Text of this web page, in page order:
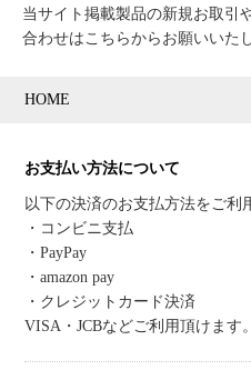
当サイト掲載製品の新規お取引
合わせはこちらからお願いいた
HOME
お支払い方法について
以下の決済のお支払方法をご利
・コンビニ支払
・PayPay
・amazon pay
・クレジットカード決済
VISA・JCBなどご利用頂けます。